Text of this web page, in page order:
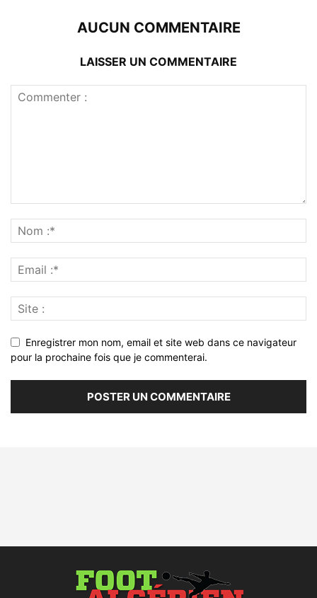
AUCUN COMMENTAIRE
LAISSER UN COMMENTAIRE
Enregistrer mon nom, email et site web dans ce navigateur
pour la prochaine fois que je commenterai.